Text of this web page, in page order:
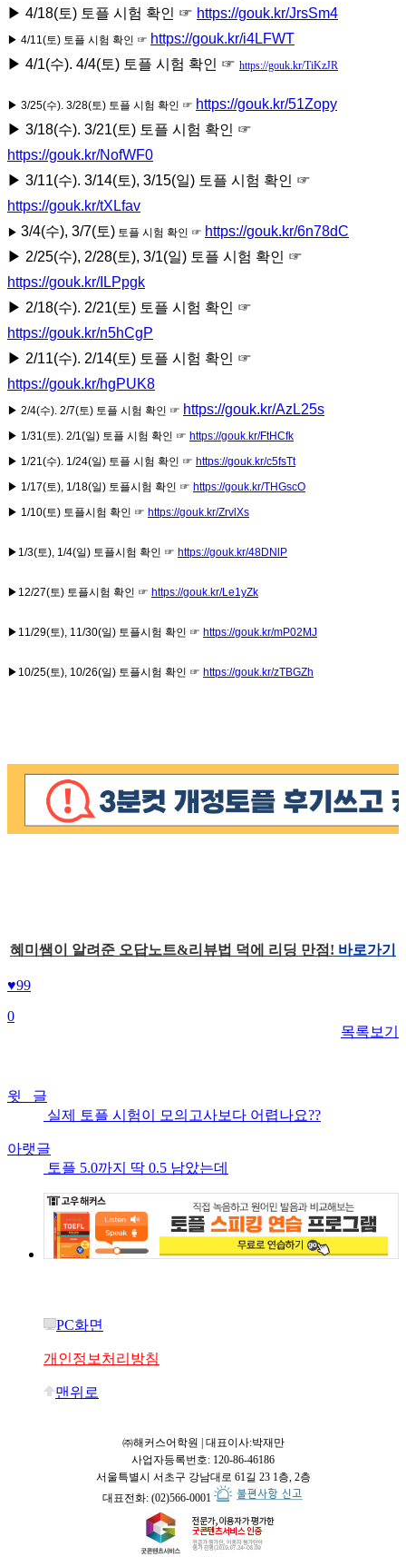
▶ 4/18(토) 토플 시험 확인 ☞ https://gouk.kr/JrsSm4
▶ 4/11(토) 토플 시험 확인 ☞ https://gouk.kr/i4LFWT
▶ 4/1(수). 4/4(토) 토플 시험 확인 ☞ https://gouk.kr/TiKzJR
▶ 3/25(수). 3/28(토) 토플 시험 확인 ☞ https://gouk.kr/51Zopy
▶ 3/18(수). 3/21(토) 토플 시험 확인 ☞
https://gouk.kr/NofWF0
▶ 3/11(수). 3/14(토), 3/15(일) 토플 시험 확인 ☞
https://gouk.kr/tXLfav
▶ 3/4(수), 3/7(토) 토플 시험 확인 ☞ https://gouk.kr/6n78dC
▶ 2/25(수), 2/28(토), 3/1(일) 토플 시험 확인 ☞
https://gouk.kr/ILPpgk
▶ 2/18(수). 2/21(토) 토플 시험 확인 ☞
https://gouk.kr/n5hCgP
▶ 2/11(수). 2/14(토) 토플 시험 확인 ☞
https://gouk.kr/hgPUK8
▶ 2/4(수). 2/7(토) 토플 시험 확인 ☞ https://gouk.kr/AzL25s
▶ 1/31(토). 2/1(일) 토플 시험 확인 ☞ https://gouk.kr/FtHCfk
▶ 1/21(수). 1/24(일) 토플 시험 확인 ☞ https://gouk.kr/c5fsTt
▶ 1/17(토), 1/18(일) 토플시험 확인 ☞ https://gouk.kr/THGscO
▶ 1/10(토) 토플시험 확인 ☞ https://gouk.kr/ZrvlXs
▶1/3(토), 1/4(일) 토플시험 확인 ☞ https://gouk.kr/48DNlP
▶12/27(토) 토플시험 확인 ☞ https://gouk.kr/Le1yZk
▶11/29(토), 11/30(일) 토플시험 확인 ☞ https://gouk.kr/mP02MJ
▶10/25(토), 10/26(일) 토플시험 확인 ☞ https://gouk.kr/zTBGZh
혜미쌤이 알려준 오답노트&리뷰법 덕에 리딩 만점! 바로가기
♥99
목록보기
0
윗 글
실제 토플 시험이 모의고사보다 어렵나요??
아랫글
토플 5.0까지 딱 0.5 남았는데
PC화면
개인정보처리방침
맨위로
㈜해커스어학원 | 대표이사:박재만
사업자등록번호: 120-86-46186
서울특별시 서초구 강남대로 61길 23 1층, 2층
대표전화: (02)566-0001